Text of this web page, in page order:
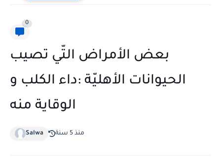
0
بعض الأمراض التّي تصيب
الحيوانات الأهليّة :داء الكلب و
الوقاية منه
Salwa منذ 5 سنة